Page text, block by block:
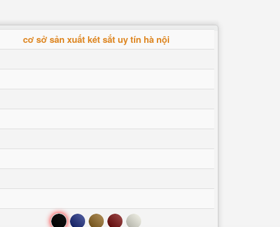
cơ sở sản xuất két sắt uy tín hà nội
Đen Xanh Nâu Đỏ Trắng